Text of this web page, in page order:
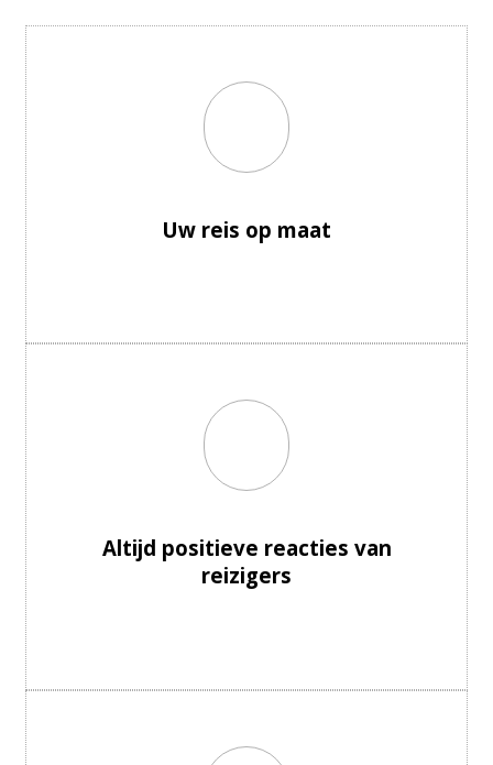
Uw reis op maat
Altijd positieve reacties van
reizigers